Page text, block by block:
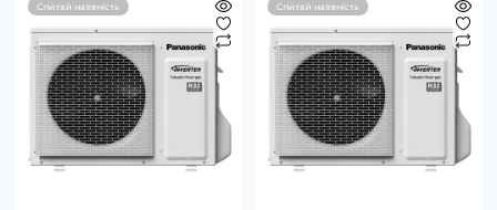
Спитай наявність Спитай наявність